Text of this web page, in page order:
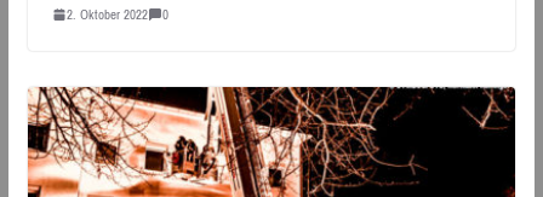
2. Oktober 2022 0